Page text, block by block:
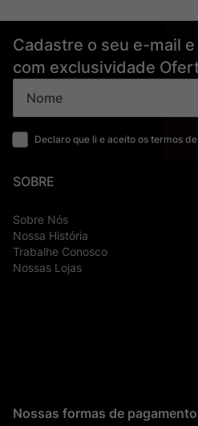
Cadastre o seu e-mail
com exclusividade
Declaro que li e aceito os termos
SOBRE
Sobre Nós
Nossa História
Trabalhe Conosco
Nossas Lojas
Nossas formas de